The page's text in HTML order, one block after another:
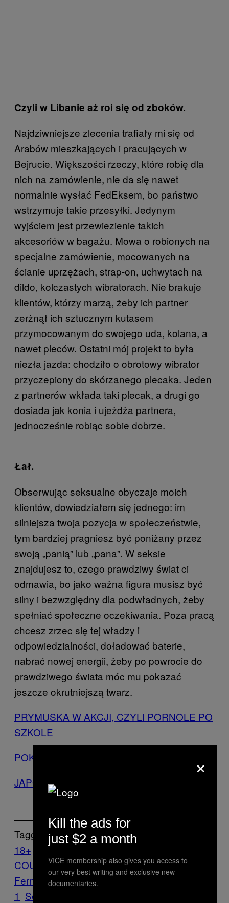
Czyli w Libanie aż roi się od zboków.
Najdziwniejsze zlecenia trafiały mi się od
Arabów mieszkających i pracujących w
Bejrucie. Większości rzeczy, które robię dla
nich na zamówienie, nie da się nawet
normalnie wysłać FedEksem, bo państwo
wstrzymuje takie przesyłki. Jedynym
wyjściem jest przewiezienie takich
akcesoriów w bagażu. Mowa o robionych na
specjalne zamówienie, mocowanych na
ścianie uprzężach, strap-on, uchwytach na
dildo, kolczastych wibratorach. Nie brakuje
klientów, którzy marzą, żeby ich partner
zerżnął ich sztucznym kutasem
przymocowanym do swojego uda, kolana, a
nawet pleców. Ostatni mój projekt to była
niezła jazda: chodziło o obrotowy wibrator
przyczepiony do skórzanego plecaka. Jeden
z partnerów wkłada taki plecak, a drugi go
dosiada jak konia i ujeżdża partnera,
jednocześnie robiąc sobie dobrze.
Łał.
Obserwując seksualne obyczaje moich
klientów, dowiedziałem się jednego: im
silniejsza twoja pozycja w społeczeństwie,
tym bardziej pragniesz być poniżany przez
swoją „panią” lub „pana”. W seksie
znajdujesz to, czego prawdziwy świat ci
odmawia, bo jako ważna figura musisz być
silny i bezwzględny dla podwładnych, żeby
spełniać społeczne oczekiwania. Poza pracą
chcesz zrzec się tej władzy i
odpowiedzialności, doładować baterie,
nabrać nowej energii, żeby po powrocie do
prawdziwego świata móc mu pokazać
jeszcze okrutniejszą twarz.
PRYMUSKA W AKCJI, CZYLI PORNOLE PO
SZKOLE
POKAZY OD TYŁU
JAPOŃSKI PRZEMYSŁ MIŁOŚCI
Tagged:
18+
Bejrůt fetysz
COURSE OF COURSE ISSUE Iago
Fernández madryt
Numer 5 Temat
1 Sex
×
Kill the ads for
just $2 a month
VICE membership also gives you access to
our very best writing and exclusive new
documentaries.